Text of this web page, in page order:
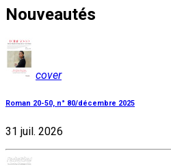
Nouveautés
cover
Roman 20-50, n° 80/décembre 2025
31 juil. 2026